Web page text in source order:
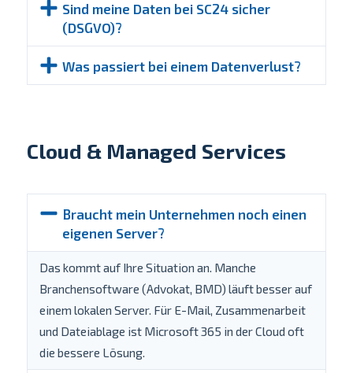
Sind meine Daten bei SC24 sicher
(DSGVO)?
Was passiert bei einem Datenverlust?
Cloud & Managed Services
Braucht mein Unternehmen noch einen
eigenen Server?
Das kommt auf Ihre Situation an. Manche
Branchensoftware (Advokat, BMD) läuft besser auf
einem lokalen Server. Für E-Mail, Zusammenarbeit
und Dateiablage ist Microsoft 365 in der Cloud oft
die bessere Lösung.